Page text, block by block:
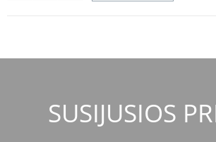
SUSIJUSIOS